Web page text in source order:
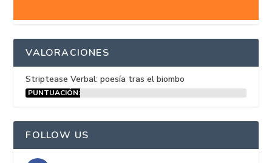
VALORACIONES
Striptease Verbal: poesía tras el biombo
PUNTUACIÓN:
FOLLOW US